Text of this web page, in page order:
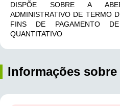
DISPÕE SOBRE A
ADMINISTRATIVO DE TERMO
FINS DE PAGAMENTO
QUANTITATIVO
Informações